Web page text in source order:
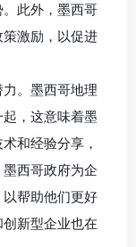
此外，墨西哥
激励，以促进
。墨西哥地理
，这意味着墨
和经验分享，
西哥政府为企
帮助他们更好
新型企业也在